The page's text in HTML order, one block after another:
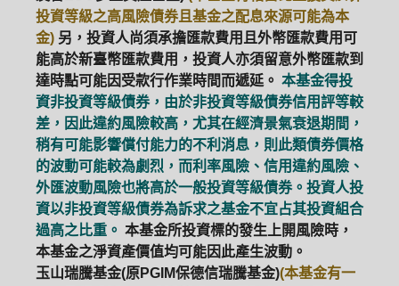
投資等級之高風險債券且基金之配息來源可能為本
金) 另，投資人尚須承擔匯款費用且外幣匯款費用可
能高於新臺幣匯款費用，投資人亦須留意外幣匯款到
達時點可能因受款行作業時間而遞延。 本基金得投
資非投資等級債券，由於非投資等級債券信用評等較
差，因此違約風險較高，尤其在經濟景氣衰退期間，
稍有可能影響償付能力的不利消息，則此類債券價格
的波動可能較為劇烈，而利率風險、信用違約風險、
外匯波動風險也將高於一般投資等級債券。投資人投
資以非投資等級債券為訴求之基金不宜占其投資組合
過高之比重。 本基金所投資標的發生上開風險時，
本基金之淨資產價值均可能因此產生波動。
玉山瑞騰基金(原PGIM保德信瑞騰基金)(本基金有一